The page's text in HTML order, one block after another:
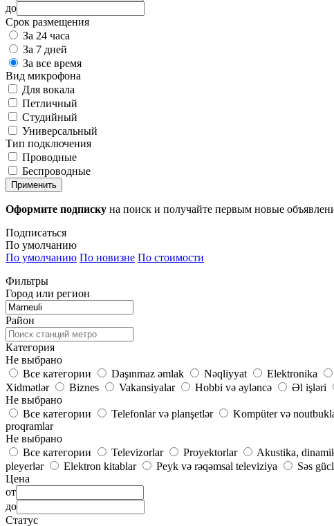
до
Срок размещения
За 24 часа
За 7 дней
За все время
Вид микрофона
Для вокала
Петличный
Студийный
Универсальный
Тип подключения
Проводные
Беспроводные
Применить
Оформите подписку на поиск и получайте первым новые
Подписаться
По умолчанию
По умолчанию По новизне По стоимости
Фильтры
Город или регион
Район
Категория
Не выбрано
Все категории
Daşınmaz əmlak Nəqliyyat Elektronika
Xidmətlər
Biznes Vakansiyalar Hobbi və əyləncə Əl işləri
Не выбрано
Все категории
Telefonlar və planşetlər Kompüter və
proqramlar
Не выбрано
Все категории
Televizorlar Proyektorlar Akustika,
pleyerlər
Elektron kitablar Peyk və rəqəmsal televiziya Səs
Цена
от
до
Статус